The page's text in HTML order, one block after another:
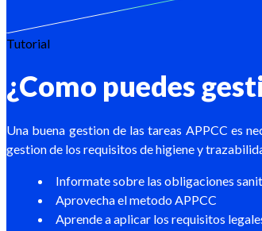
Tutorial
¿Como puedes
Una buena gestion de las tareas APPCC es
gestion de los requisitos de higiene y
Informate sobre las obligaciones
Aprovecha el metodo APPCC
Aprende a aplicar los requisitos